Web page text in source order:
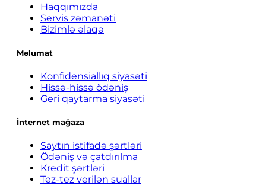
Haqqımızda
Servis zəmanəti
Bizimlə əlaqə
Məlumat
Konfidensiallıq siyasəti
Hissə-hissə ödəniş
Geri qaytarma siyasəti
İnternet mağaza
Saytın istifadə şərtləri
Ödəniş və çatdırılma
Kredit şərtləri
Tez-tez verilən suallar